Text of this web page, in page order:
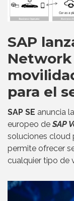
SAP
Network
para el
SAP SE anuncia
europeo deSAP
soluciones cloud
permite ofrecer
cualquier tipo de